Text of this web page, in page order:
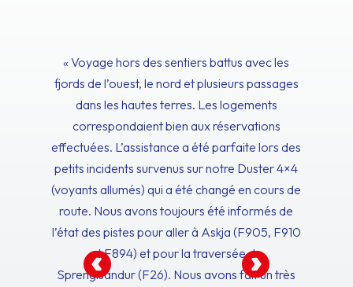
« Voyage hors des sentiers battus avec les
fjords de l’ouest, le nord et plusieurs passages
dans les hautes terres. Les logements
correspondaient bien aux réservations
effectuées. L’assistance a été parfaite lors des
petits incidents survenus sur notre Duster 4×4
(voyants allumés) qui a été changé en cours de
route. Nous avons toujours été informés de
l’état des pistes pour aller à Askja (F905, F910
et F894) et pour la traversée de
Sprengisandur (F26). Nous avons fait un très